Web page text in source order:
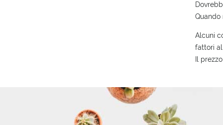
Quando
Alcuni
fattori
Il